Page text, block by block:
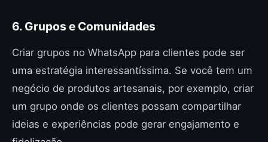
6. Grupos e Comunidades
Criar grupos no WhatsApp para clientes pode ser
uma estratégia interessantíssima. Se você tem um
negócio de produtos artesanais, por exemplo, criar
um grupo onde os clientes possam compartilhar
ideias e experiências pode gerar engajamento e